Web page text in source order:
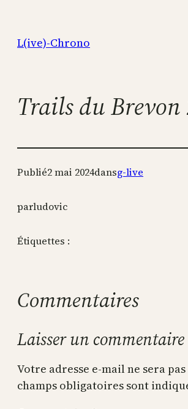
contenu
L(ive)-Chrono
Trails du Brevon
Publié2 mai 2024dansg-live
parludovic
Étiquettes :
Commentaires
Laisser un commentaire
Votre adresse e-mail ne sera
champs obligatoires sont